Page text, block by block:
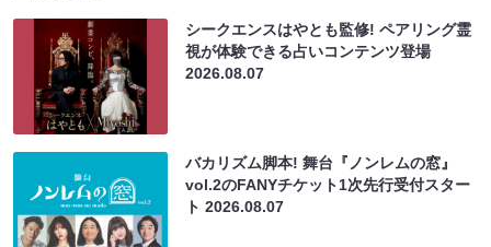
シークエンスはやとも監修! ペアリング霊
視が体験できる占いコンテンツ登場
2026.08.07
バカリズム脚本! 舞台『ノンレムの窓』
vol.2のFANYチケット1次先行受付スター
ト2026.08.07